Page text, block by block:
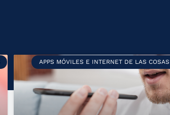
APPS MÓVILES E INTERNET DE LAS COSAS